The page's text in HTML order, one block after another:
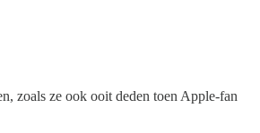
zoals ze ook ooit deden toen Apple-fan